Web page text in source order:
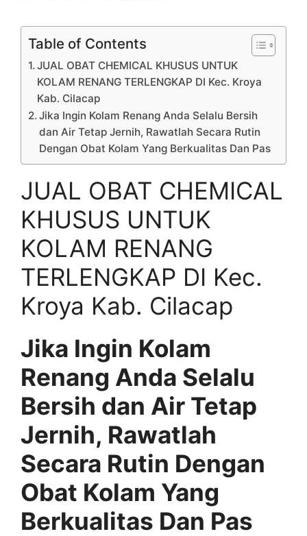
Table of Contents
JUAL OBAT CHEMICAL KHUSUS UNTUK
KOLAM RENANG TERLENGKAP DI Kec. Kroya
Kab. Cilacap
Jika Ingin Kolam Renang Anda Selalu Bersih
dan Air Tetap Jernih, Rawatlah Secara Rutin
Dengan Obat Kolam Yang Berkualitas Dan Pas
JUAL OBAT CHEMICAL
KHUSUS UNTUK
KOLAM RENANG
TERLENGKAP DI Kec.
Kroya Kab. Cilacap
Jika Ingin Kolam
Renang Anda Selalu
Bersih dan Air Tetap
Jernih, Rawatlah
Secara Rutin Dengan
Obat Kolam Yang
Berkualitas Dan Pas